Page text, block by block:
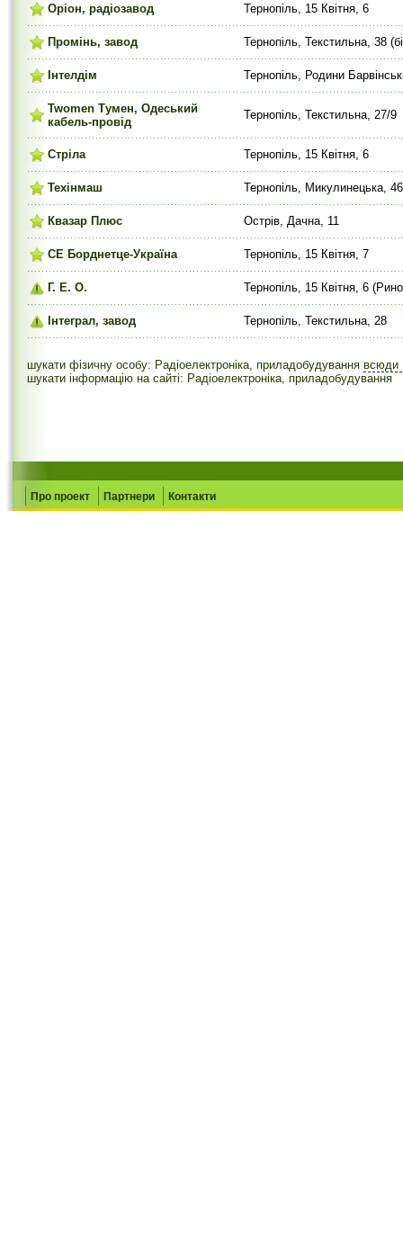
Оріон, радіозавод
Тернопіль, 15 Квітня, 6
Промінь, завод Тернопіль, Текстильна, 38
Інтелдім Тернопіль, Родини
Twomen Тумен, Одеський
кабель-провід
Тернопіль, Текстильна, 27/9
Стріла Тернопіль, 15 Квітня, 6
Техінмаш Тернопіль, Микулинецька,
Квазар Плюс Острів, Дачна, 11
СЕ Борднетце-Україна Тернопіль, 15 Квітня, 7
Г. Е. О. Тернопіль, 15 Квітня, 6
Інтеграл, завод Тернопіль, Текстильна, 28
шукати фізичну особу: Радіоелектроніка, приладобудування всюди
шукати інформацію на сайті: Радіоелектроніка, приладобудування
Про проект Партнери Контакти